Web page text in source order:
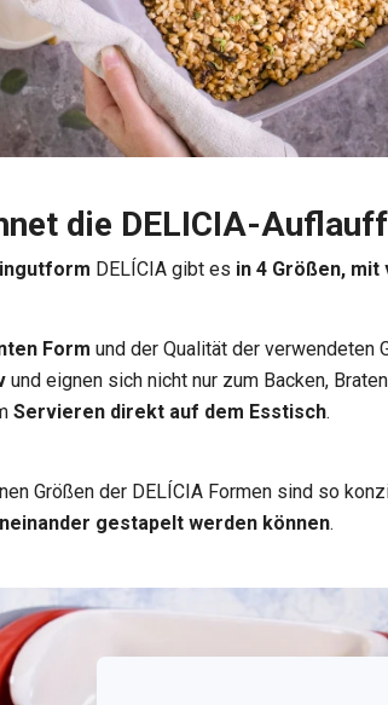
die DELICIA-
DELÍCIA gibt es in 4 Größen,
Form und der Qualität der verwendeten
und eignen sich nicht nur zum Backen,
Servieren direkt auf dem Esstisch.
Größen der DELÍCIA Formen sind so
gestapelt werden können.